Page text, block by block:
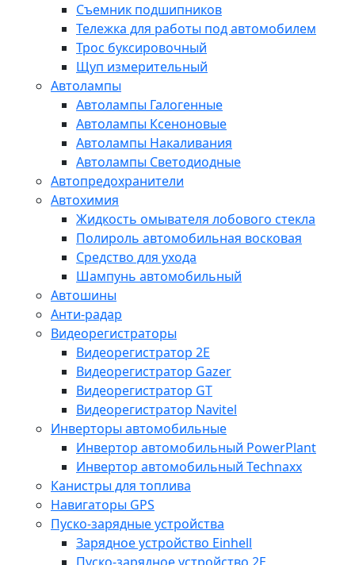
Съемник подшипников
Тележка для работы под автомобилем
Трос буксировочный
Щуп измерительный
Автолампы
Автолампы Галогенные
Автолампы Ксеноновые
Автолампы Накаливания
Автолампы Светодиодные
Автопредохранители
Автохимия
Жидкость омывателя лобового стекла
Полироль автомобильная восковая
Средство для ухода
Шампунь автомобильный
Автошины
Анти-радар
Видеорегистраторы
Видеорегистратор 2E
Видеорегистратор Gazer
Видеорегистратор GT
Видеорегистратор Navitel
Инверторы автомобильные
Инвертор автомобильный PowerPlant
Инвертор автомобильный Technaxx
Канистры для топлива
Навигаторы GPS
Пуско-зарядные устройства
Зарядное устройство Einhell